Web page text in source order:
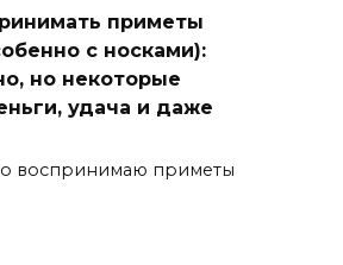
приметы
с носками):
но некоторые
удача и даже
воспринимаю приметы